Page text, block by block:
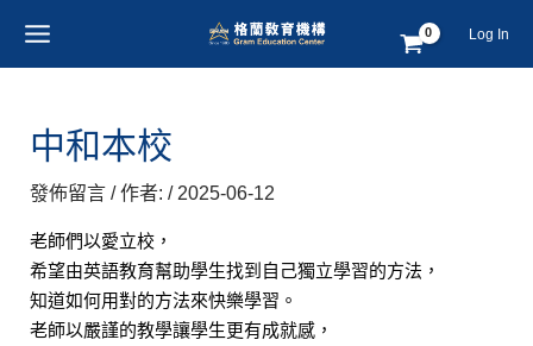
主
MAIN
MENU
Log In
中和本校
發佈留言 / 作者: / 2025-06-12
老師們以愛立校，
希望由英語教育幫助學生找到自己獨立學習的方法，
知道如何用對的方法來快樂學習。
老師以嚴謹的教學讓學生更有成就感，
navigation